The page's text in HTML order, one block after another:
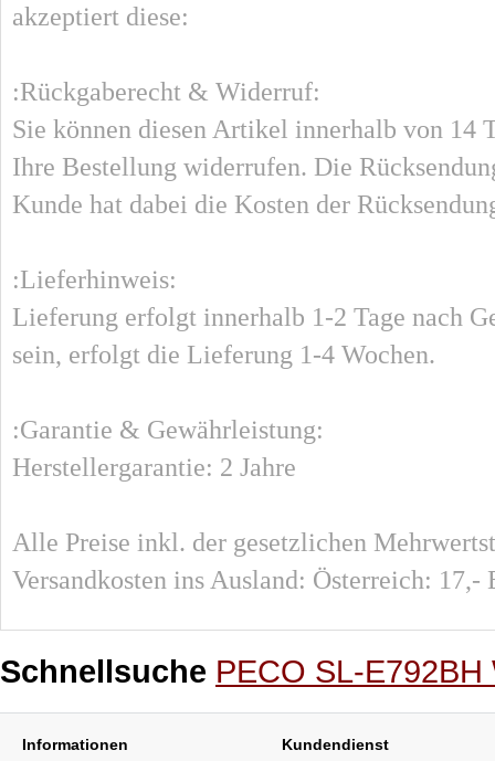
akzeptiert diese:
:Rückgaberecht & Widerruf:
Sie können diesen Artikel innerhalb von 14
Ihre Bestellung widerrufen. Die
Kunde hat dabei die Kosten der
:Lieferhinweis:
Lieferung erfolgt innerhalb 1-2 Tage nach
sein, erfolgt die Lieferung 1-4 Wochen.
:Garantie & Gewährleistung:
Herstellergarantie: 2 Jahre
Alle Preise inkl. der gesetzlichen
Versandkosten ins Ausland: Österreich:
Schnellsuche PECO SL-
Informationen Kundendienst